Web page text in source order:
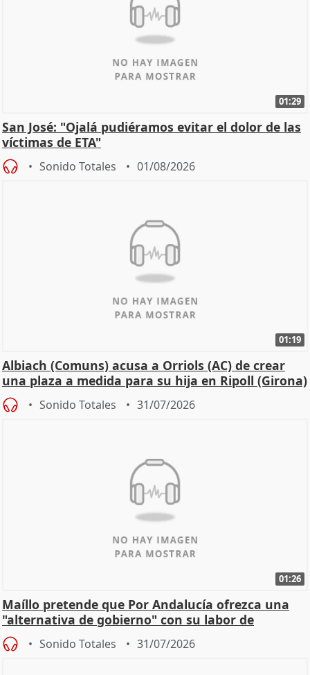
01:29
San José: "Ojalá pudiéramos evitar el dolor de las
víctimas de ETA"
Sonido Totales 01/08/2026
01:19
Albiach (Comuns) acusa a Orriols (AC) de crear
una plaza a medida para su hija en Ripoll (Girona)
Sonido Totales 31/07/2026
01:26
Maíllo pretende que Por Andalucía ofrezca una
"alternativa de gobierno" con su labor de
oposición
Sonido Totales 31/07/2026